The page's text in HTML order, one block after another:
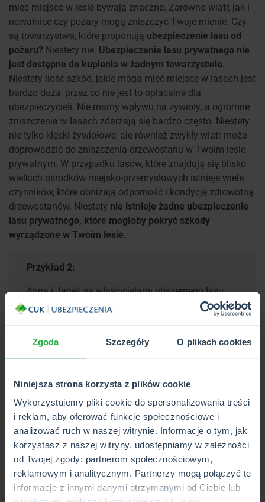
Zgoda Szczegóły O plikach cookies
Niniejsza strona korzysta z plików cookie
Wykorzystujemy pliki cookie do spersonalizowania treści
i reklam, aby oferować funkcje społecznościowe i
analizować ruch w naszej witrynie. Informacje o tym, jak
korzystasz z naszej witryny, udostępniamy w zależności
od Twojej zgody: partnerom społecznościowym,
reklamowym i analitycznym. Partnerzy mogą połączyć te
informacje z innymi danymi otrzymanymi od Ciebie lub
mieć miejsce w lesie bywają znaczne. Zarówno wiatr, jak i
nawałnice czy pożary mogą zniszczyć Twoje mienie. Czy
są towarzystwa, które proponują ubezpieczenie lasu od
pożaru? Niestety nie. Ubezpieczenie lasu prywatnego nie
jest dostępne do kupienia w żadnym towarzystwie.
Niestety ilość szkód, jakie mogą mieć miejsce w lasach jest
bardzo duża, przez co nie jest to opłacalne dla
ubezpieczycieli. Nie mamy wpływu na żywioły, a ogromne
zniszczenia w lasach zdarzają się bardzo często. Niestety
nie tylko klęski żywiołowe, ale również zwykły wiatr może
doprowadzić do zniszczenia drzewostanu w Twoim lesie
prywatnym. W przypadku lasów, które znajdują się blisko
wielkich ośrodków miejsko-przemysłowych istnieje wiele
czynników, które obniżają odporność i kondycję zdrowotną
drzewostanów. Niestety nie istnieje żadne ubezpieczenie
lasu prywatnego, które mogłoby pokryć szkody
wyrządzone w Twoim lesie.
Przykład 2:
Anna i Janek są właścicielami obszernego lasu
prywatnego, który odziedziczyli po swoich
możliwością ubezpieczenia swojego lasu. W
związku z częstymi klęskami żywiołowymi i
mienie będzie chronione.
Postanowili skonsultować się z różnymi
towarzystwami ubezpieczeniowymi, aby
dowiedzieć się, czy istnieje możliwość
ubezpieczenia lasu prywatnego. Niestety, wszyscy
agenci, z którymi rozmawiali, przekazali im tę
samą informację – ubezpieczenie lasu
prywatnego nie jest dostępne w żadnym